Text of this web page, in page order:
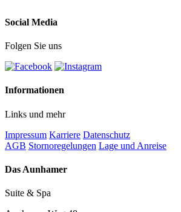
Social Media
Folgen Sie uns
Informationen
Links und mehr
Impressum Karriere Datenschutz
AGB Stornoregelungen Lage und Anreise
Das Aunhamer
Suite & Spa